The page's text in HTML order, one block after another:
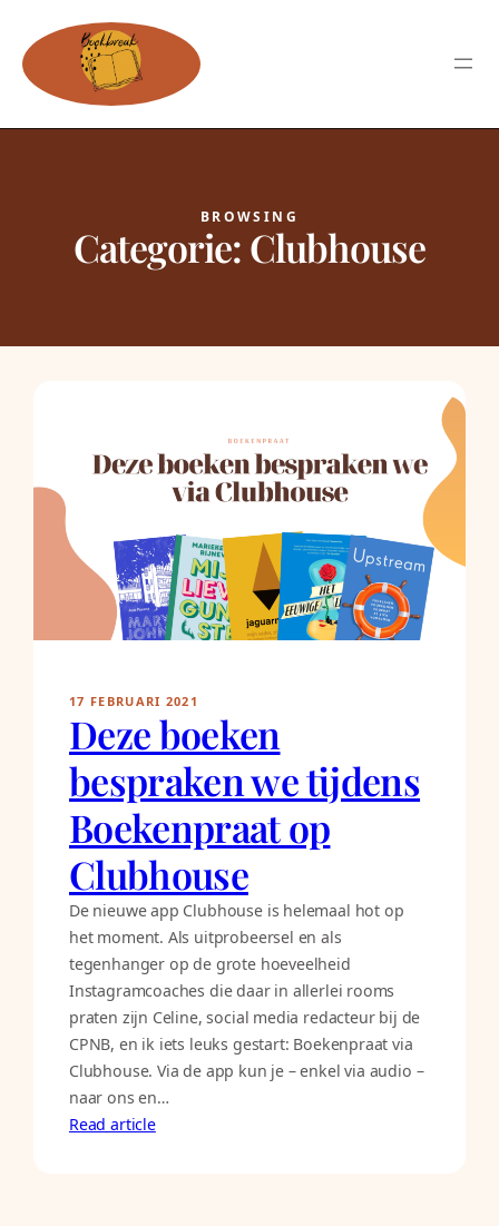
BROWSING
Categorie:Clubhouse
17 FEBRUARI 2021
Deze boeken
bespraken we tijdens
Boekenpraat op
Clubhouse
De nieuwe app Clubhouse is helemaal hot op
het moment. Als uitprobeersel en als
tegenhanger op de grote hoeveelheid
Instagramcoaches die daar in allerlei rooms
praten zijn Celine, social media redacteur bij de
CPNB, en ik iets leuks gestart: Boekenpraat via
Clubhouse. Via de app kun je – enkel via audio –
naar ons en…
Read article